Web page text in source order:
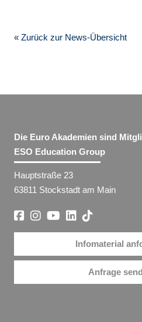
« Zurück zur News-Übersicht
Die Euro Akademien sind
ESO Education Group
Hauptstraße 23
63811 Stockstadt am Main
Infomaterial
Anfrage